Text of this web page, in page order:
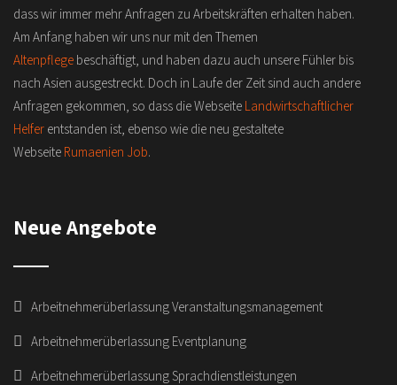
dass wir immer mehr Anfragen zu Arbeitskräften erhalten haben.
Am Anfang haben wir uns nur mit den Themen
Altenpflege beschäftigt, und haben dazu auch unsere Fühler bis
nach Asien ausgestreckt. Doch in Laufe der Zeit sind auch andere
Anfragen gekommen, so dass die Webseite Landwirtschaftlicher
Helfer entstanden ist, ebenso wie die neu gestaltete
Webseite Rumaenien Job.
Neue Angebote
Arbeitnehmerüberlassung Veranstaltungsmanagement
Arbeitnehmerüberlassung Eventplanung
Arbeitnehmerüberlassung Sprachdienstleistungen